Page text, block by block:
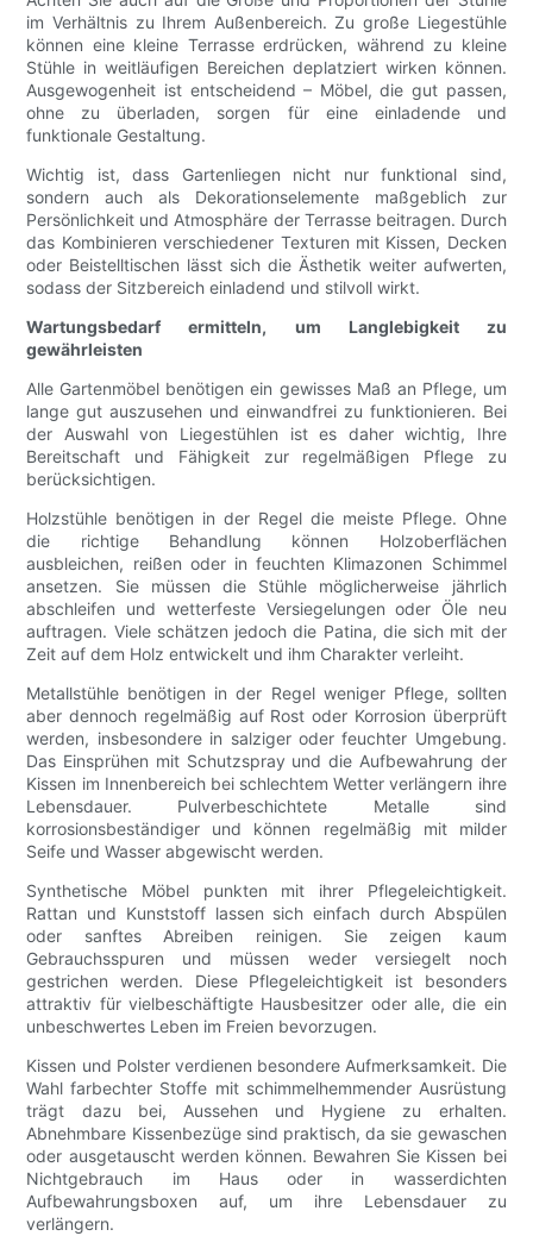
im Verhältnis zu Ihrem Außenbereich. Zu große Liegestühle
können eine kleine Terrasse erdrücken, während zu kleine
Stühle in weitläufigen Bereichen deplatziert wirken können.
Ausgewogenheit ist entscheidend – Möbel, die gut passen,
ohne zu überladen, sorgen für eine einladende und
funktionale Gestaltung.
Wichtig ist, dass Gartenliegen nicht nur funktional sind,
sondern auch als Dekorationselemente maßgeblich zur
Persönlichkeit und Atmosphäre der Terrasse beitragen. Durch
das Kombinieren verschiedener Texturen mit Kissen, Decken
oder Beistelltischen lässt sich die Ästhetik weiter aufwerten,
sodass der Sitzbereich einladend und stilvoll wirkt.
Wartungsbedarf ermitteln, um Langlebigkeit zu
gewährleisten
Alle Gartenmöbel benötigen ein gewisses Maß an Pflege, um
lange gut auszusehen und einwandfrei zu funktionieren. Bei
der Auswahl von Liegestühlen ist es daher wichtig, Ihre
Bereitschaft und Fähigkeit zur regelmäßigen Pflege zu
berücksichtigen.
Holzstühle benötigen in der Regel die meiste Pflege. Ohne
die richtige Behandlung können Holzoberflächen
ausbleichen, reißen oder in feuchten Klimazonen Schimmel
ansetzen. Sie müssen die Stühle möglicherweise jährlich
abschleifen und wetterfeste Versiegelungen oder Öle neu
auftragen. Viele schätzen jedoch die Patina, die sich mit der
Zeit auf dem Holz entwickelt und ihm Charakter verleiht.
Metallstühle benötigen in der Regel weniger Pflege, sollten
aber dennoch regelmäßig auf Rost oder Korrosion überprüft
werden, insbesondere in salziger oder feuchter Umgebung.
Das Einsprühen mit Schutzspray und die Aufbewahrung der
Kissen im Innenbereich bei schlechtem Wetter verlängern ihre
Lebensdauer. Pulverbeschichtete Metalle sind
korrosionsbeständiger und können regelmäßig mit milder
Seife und Wasser abgewischt werden.
Synthetische Möbel punkten mit ihrer Pflegeleichtigkeit.
Rattan und Kunststoff lassen sich einfach durch Abspülen
oder sanftes Abreiben reinigen. Sie zeigen kaum
Gebrauchsspuren und müssen weder versiegelt noch
gestrichen werden. Diese Pflegeleichtigkeit ist besonders
attraktiv für vielbeschäftigte Hausbesitzer oder alle, die ein
unbeschwertes Leben im Freien bevorzugen.
Kissen und Polster verdienen besondere Aufmerksamkeit. Die
Wahl farbechter Stoffe mit schimmelhemmender Ausrüstung
trägt dazu bei, Aussehen und Hygiene zu erhalten.
Abnehmbare Kissenbezüge sind praktisch, da sie gewaschen
oder ausgetauscht werden können. Bewahren Sie Kissen bei
Nichtgebrauch im Haus oder in wasserdichten
Aufbewahrungsboxen auf, um ihre Lebensdauer zu
verlängern.